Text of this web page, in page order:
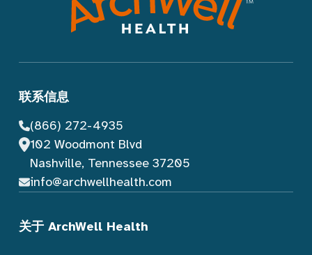
联系信息
(866) 272-4935
102 Woodmont Blvd
Nashville, Tennessee 37205
info@archwellhealth.com
关于 ArchWell Health